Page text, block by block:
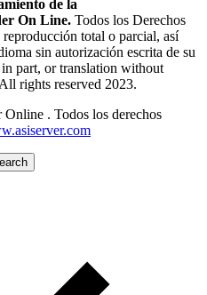
de la
On Line. Todos los Derechos
total o parcial, así
sin autorización escrita de su
part, or translation without
rights reserved 2023.
. Todos los derechos